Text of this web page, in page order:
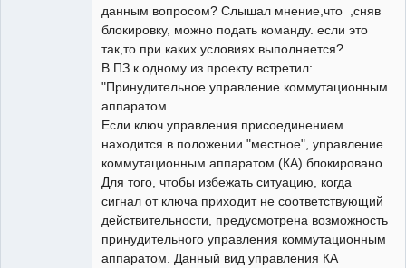
данным вопросом? Слышал мнение,что ,сняв
блокировку, можно подать команду. если это
так,то при каких условиях выполняется?
В ПЗ к одному из проекту встретил:
"Принудительное управление коммутационным
аппаратом.
Если ключ управления присоединением
находится в положении "местное", управление
коммутационным аппаратом (КА) блокировано.
Для того, чтобы избежать ситуацию, когда
сигнал от ключа приходит не соответствующий
действительности, предусмотрена возможность
принудительного управления коммутационным
аппаратом. Данный вид управления КА